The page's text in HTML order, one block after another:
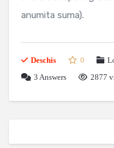
anumita suma).
Deschis 0
3 Answers 2877